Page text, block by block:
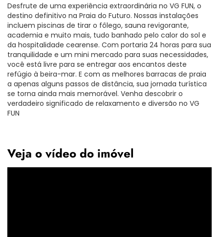
Desfrute de uma experiência extraordinária no VG FUN, o
destino definitivo na Praia do Futuro. Nossas instalações
incluem piscinas de tirar o fôlego, sauna revigorante,
academia e muito mais, tudo banhado pelo calor do sol e
da hospitalidade cearense. Com portaria 24 horas para sua
tranquilidade e um mini mercado para suas necessidades,
você está livre para se entregar aos encantos deste
refúgio à beira-mar. E com as melhores barracas de praia
a apenas alguns passos de distância, sua jornada turística
se torna ainda mais memorável. Venha descobrir o
verdadeiro significado de relaxamento e diversão no VG
FUN
Veja o vídeo do imóvel